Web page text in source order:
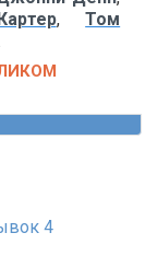
,Том
4